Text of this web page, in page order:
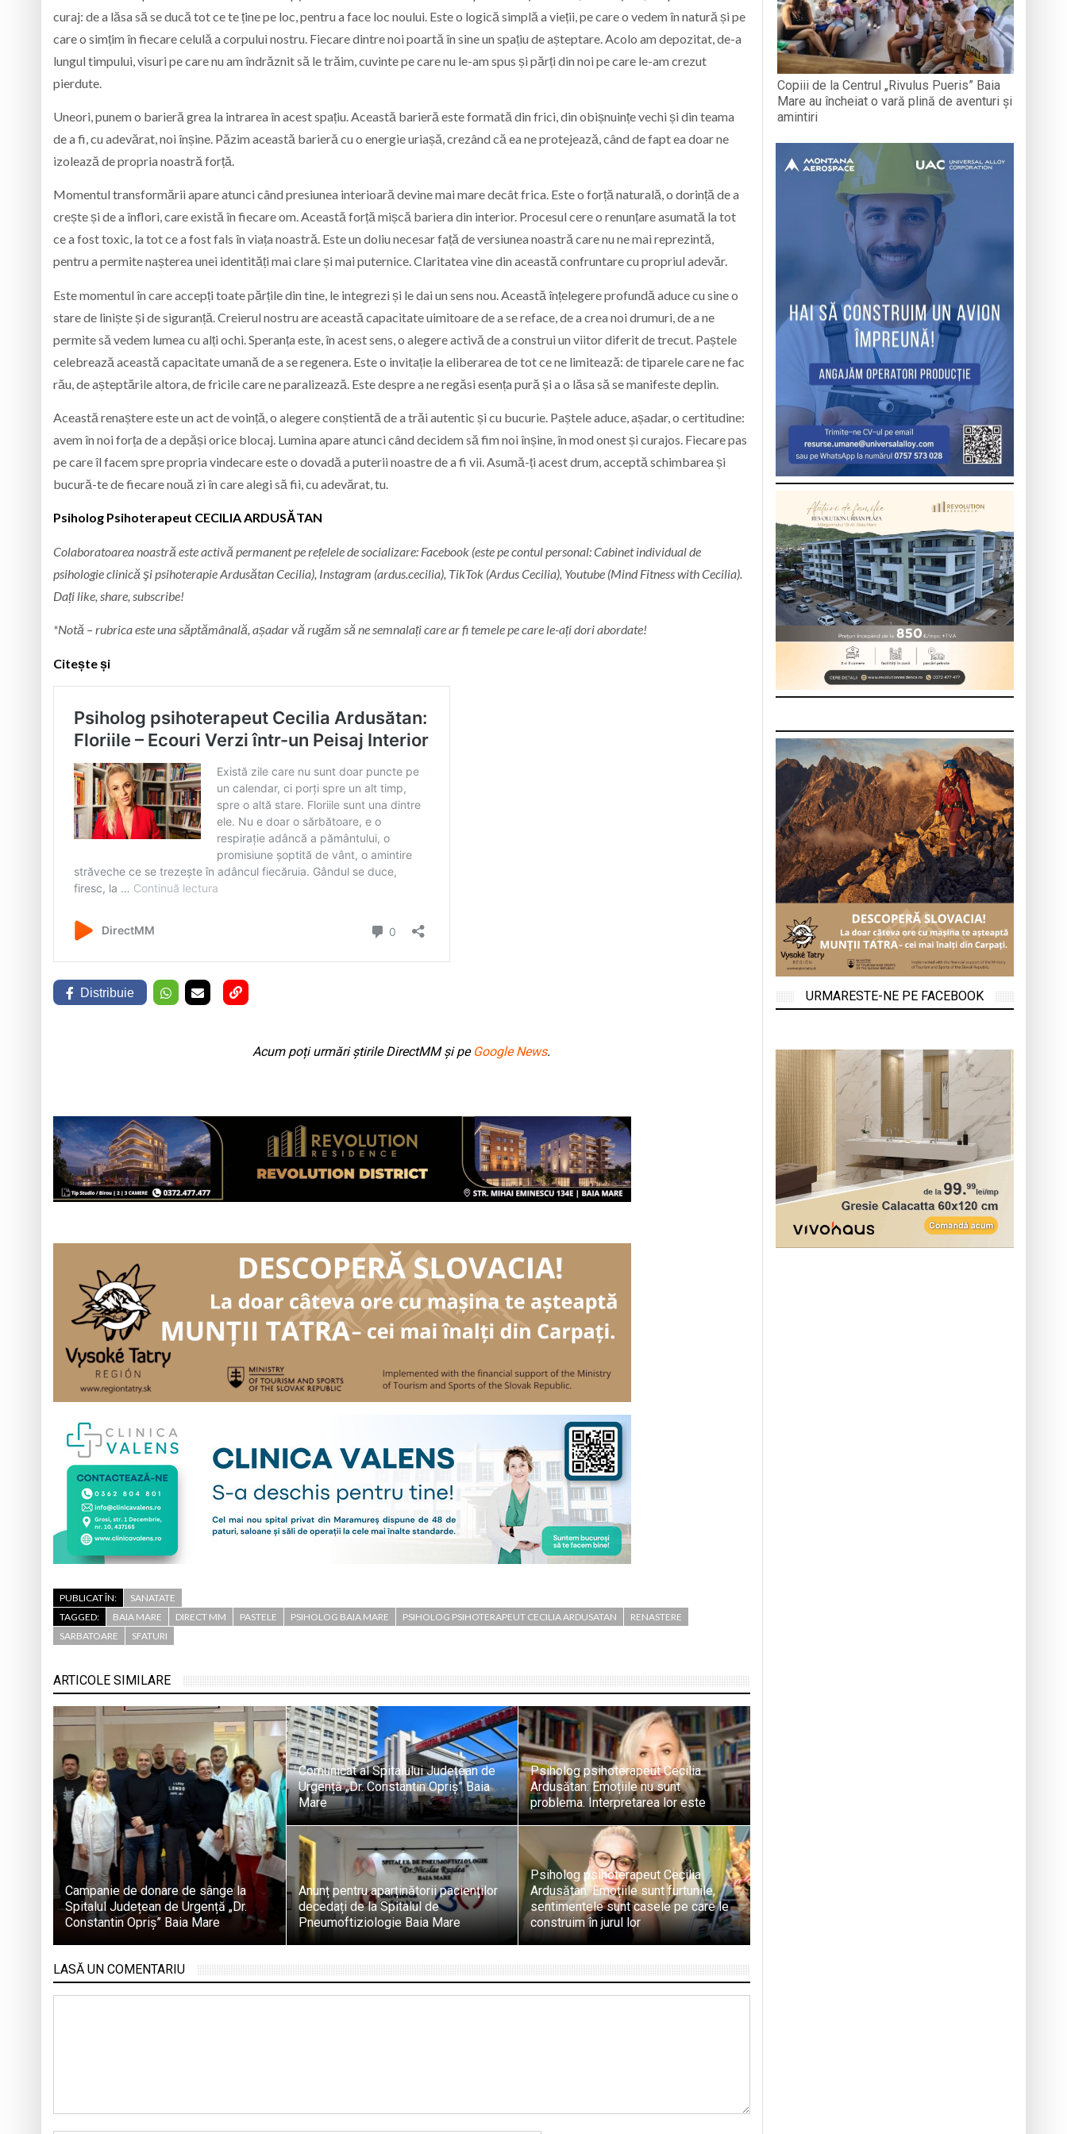
curaj: de a lăsa să se ducă tot ce te ține pe loc, pentru a face loc noului. Este o logică simplă a vieții, pe care o vedem în natură și pe
care o simțim în fiecare celulă a corpului nostru. Fiecare dintre noi poartă în sine un spațiu de așteptare. Acolo am depozitat, de-a
lungul timpului, visuri pe care nu am îndrăznit să le trăim, cuvinte pe care nu le-am spus și părți din noi pe care le-am crezut
pierdute.
Uneori, punem o barieră grea la intrarea în acest spațiu. Această barieră este formată din frici, din obișnuințe vechi și din teama
de a fi, cu adevărat, noi înșine. Păzim această barieră cu o energie uriașă, crezând că ea ne protejează, când de fapt ea doar ne
izolează de propria noastră forță.
Momentul transformării apare atunci când presiunea interioară devine mai mare decât frica. Este o forță naturală, o dorință de a
crește și de a înflori, care există în fiecare om. Această forță mișcă bariera din interior. Procesul cere o renunțare asumată la tot
ce a fost toxic, la tot ce a fost fals în viața noastră. Este un doliu necesar față de versiunea noastră care nu ne mai reprezintă,
pentru a permite nașterea unei identități mai clare și mai puternice. Claritatea vine din această confruntare cu propriul adevăr.
Este momentul în care accepți toate părțile din tine, le integrezi și le dai un sens nou. Această înțelegere profundă aduce cu sine o
stare de liniște și de siguranță. Creierul nostru are această capacitate uimitoare de a se reface, de a crea noi drumuri, de a ne
permite să vedem lumea cu alți ochi. Speranța este, în acest sens, o alegere activă de a construi un viitor diferit de trecut. Paștele
celebrează această capacitate umană de a se regenera. Este o invitație la eliberarea de tot ce ne limitează: de tiparele care ne fac
rău, de așteptările altora, de fricile care ne paralizează. Este despre a ne regăsi esența pură și a o lăsa să se manifeste deplin.
Această renaștere este un act de voință, o alegere conștientă de a trăi autentic și cu bucurie. Paștele aduce, așadar, o certitudine:
avem în noi forța de a depăși orice blocaj. Lumina apare atunci când decidem să fim noi înșine, în mod onest și curajos. Fiecare pas
pe care îl facem spre propria vindecare este o dovadă a puterii noastre de a fi vii. Asumă-ți acest drum, acceptă schimbarea și
bucură-te de fiecare nouă zi în care alegi să fii, cu adevărat, tu.
Psiholog Psihoterapeut CECILIA ARDUSĂTAN
Colaboratoarea noastră este activă permanent pe rețelele de socializare: Facebook (este pe contul personal: Cabinet individual de
psihologie clinică şi psihoterapie Ardusătan Cecilia), Instagram (ardus.cecilia), TikTok (Ardus Cecilia), Youtube (Mind Fitness with Cecilia).
Dați like, share, subscribe!
*Notă – rubrica este una săptămânală, așadar vă rugăm să ne semnalați care ar fi temele pe care le-ați dori abordate!
Citește și
Distribuie
Acum poți urmări știrile DirectMM și pe Google News.
PUBLICAT ÎN:
SANATATE
TAGGED:
BAIA MARE DIRECT MM PASTELE PSIHOLOG BAIA MARE PSIHOLOG PSIHOTERAPEUT CECILIA ARDUSATAN
RENASTERE
SARBATOARE
SFATURI
ARTICOLE SIMILARE
Campanie de donare de sânge la
Spitalul Județean de Urgență „Dr.
Constantin Opriș” Baia Mare
Comunicat al Spitalului Județean de
Urgență „Dr. Constantin Opriș” Baia
Mare
Psiholog psihoterapeut Cecilia
Ardusătan: Emoțiile nu sunt
problema. Interpretarea lor este
Anunț pentru aparținătorii pacienților
decedați de la Spitalul de
Pneumoftiziologie Baia Mare
Psiholog psihoterapeut Cecilia
Ardusătan: Emoțiile sunt furtunile,
sentimentele sunt casele pe care le
construim în jurul lor
LASĂ UN COMENTARIU
Copiii de la Centrul „Rivulus Pueris” Baia
Mare au încheiat o vară plină de aventuri și
amintiri
URMARESTE-NE PE FACEBOOK